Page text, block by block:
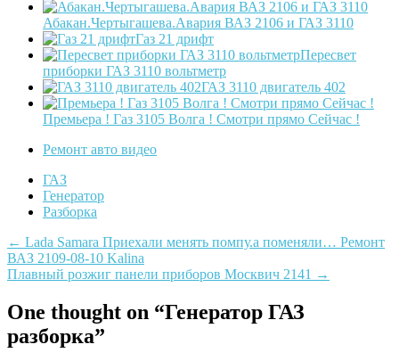
Абакан.Чертыгашева.Авария ВАЗ 2106 и ГАЗ 3110
Газ 21 дрифт
Пересвет
приборки ГАЗ 3110 вольтметр
ГАЗ 3110 двигатель 402
Премьера ! Газ 3105 Волга ! Смотри прямо Сейчас !
Ремонт авто видео
ГАЗ
Генератор
Разборка
Post
navigation
← Lada Samara Приехали менять помпу.а поменяли… Ремонт
ВАЗ 2109-08-10 Kalina
Плавный розжиг панели приборов Москвич 2141 →
One thought on “Генератор ГАЗ
разборка”